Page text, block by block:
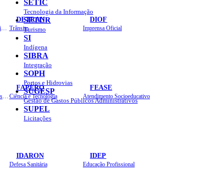
DETRAN
Trânsito
DIOF
Imprensa Oficial
FAPERO
Ciência e Tecnologia
FEASE
Atendimento Socioeducativo
IDARON
Defesa Sanitária
IDEP
Educação Profissional
SETIC
Tecnologia da Informação
SETUR
Turismo
SI
Indígena
SIBRA
Integração
SOPH
Portos e Hidrovias
SUGESP
Gestão de Gastos Públicos Administrativos
SUPEL
Licitações